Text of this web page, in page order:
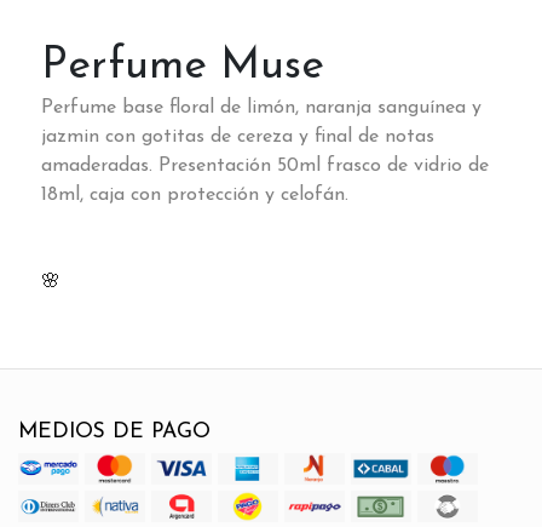
Perfume Muse
Perfume base floral de limón, naranja sanguínea y
jazmin con gotitas de cereza y final de notas
amaderadas. Presentación 50ml frasco de vidrio de
18ml, caja con protección y celofán.
🌸
MEDIOS DE PAGO